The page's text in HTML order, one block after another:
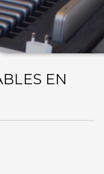
EN